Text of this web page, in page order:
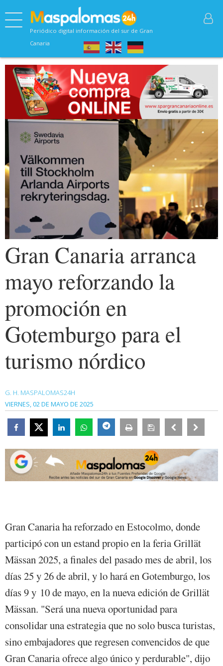
Periódico digital información del sur de Gran
Canaria
Gran Canaria arranca
mayo reforzando la
promoción en
Gotemburgo para el
turismo nórdico
G. H. MASPALOMAS24H
VIERNES, 02 DE MAYO DE 2025
Gran Canaria ha reforzado en Estocolmo, donde
participó con un estand propio en la feria Grillät
Mässan 2025, a finales del pasado mes de abril, los
días 25 y 26 de abril, y lo hará en Gotemburgo, los
días 9 y 10 de mayo, en la nueva edición de Grillät
Mässan. "Será una nueva oportunidad para
consolidar una estrategia que no solo busca turistas,
sino embajadores que regresen convencidos de que
Gran Canaria ofrece algo único y perdurable", dijo